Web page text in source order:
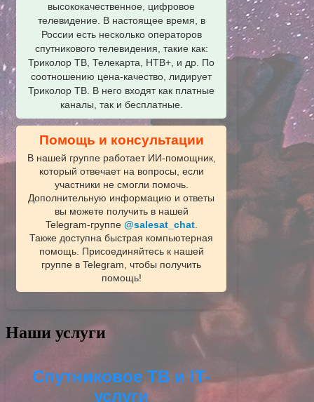
высококачественное, цифровое
телевидение. В настоящее время, в
России есть несколько операторов
спутникового телевидения, такие как:
Триколор ТВ, Телекарта, НТВ+, и др. По
соотношению цена-качество, лидирует
Триколор ТВ. В него входят как платные
каналы, так и бесплатные.
Помощь и консультации
В нашей группе работает ИИ‑помощник,
который отвечает на вопросы, если
участники не смогли помочь.
Дополнительную информацию и ответы
вы можете получить в нашей
Telegram‑группе @salesat_chat.
Также доступна быстрая компьютерная
помощь. Присоединяйтесь к нашей
группе в Telegram, чтобы получить
помощь!
Наши услуги
Спутниковое ТВ и IT-
услуги